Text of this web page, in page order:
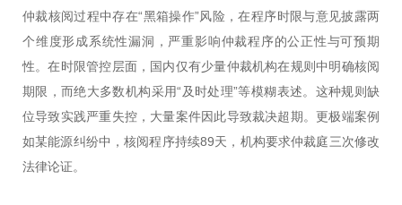
仲裁核阅过程中存在“黑箱操作”风险，在程序时限与意见披露两
个维度形成系统性漏洞，严重影响仲裁程序的公正性与可预期
性。在时限管控层面，国内仅有少量仲裁机构在规则中明确核阅
期限，而绝大多数机构采用“及时处理”等模糊表述。这种规则缺
位导致实践严重失控，大量案件因此导致裁决超期。更极端案例
如某能源纠纷中，核阅程序持续89天，机构要求仲裁庭三次修改
法律论证。